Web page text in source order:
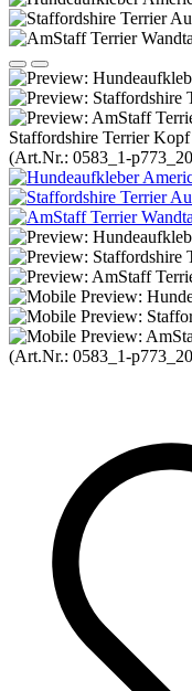
Staffordshire Terrier
(Art.Nr.: 0583_1-
(Art.Nr.: 0583_1-